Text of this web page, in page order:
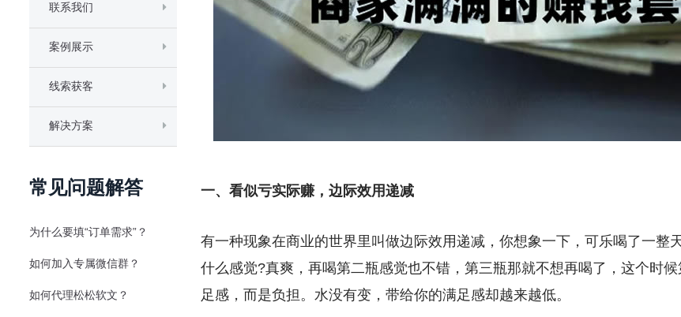
联系我们
案例展示
线索获客
解决方案
常见问题解答
为什么要填“订单需求”？
如何加入专属微信群？
如何代理松松软文？
一、看似亏实际赚，边际效用递减
有一种现象在商业的世界里叫做边际效用递减，你想象一下，可乐喝了一整
什么感觉?真爽，再喝第二瓶感觉也不错，第三瓶那就不想再喝了，这个时
足感，而是负担。水没有变，带给你的满足感却越来越低。